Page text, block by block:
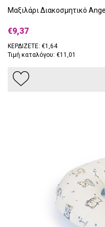
Μαξιλάρι Διακοσμητικό
€9,37
ΚΕΡΔΙΖΕΤΕ: €1,64
Τιμή καταλόγου: €11,01